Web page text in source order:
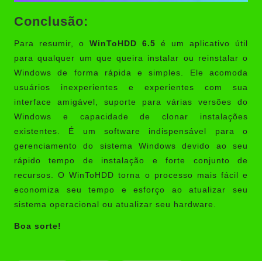
Conclusão:
Para resumir, o WinToHDD 6.5 é um aplicativo útil
para qualquer um que queira instalar ou reinstalar o
Windows de forma rápida e simples. Ele acomoda
usuários inexperientes e experientes com sua
interface amigável, suporte para várias versões do
Windows e capacidade de clonar instalações
existentes. É um software indispensável para o
gerenciamento do sistema Windows devido ao seu
rápido tempo de instalação e forte conjunto de
recursos. O WinToHDD torna o processo mais fácil e
economiza seu tempo e esforço ao atualizar seu
sistema operacional ou atualizar seu hardware.
Boa sorte!